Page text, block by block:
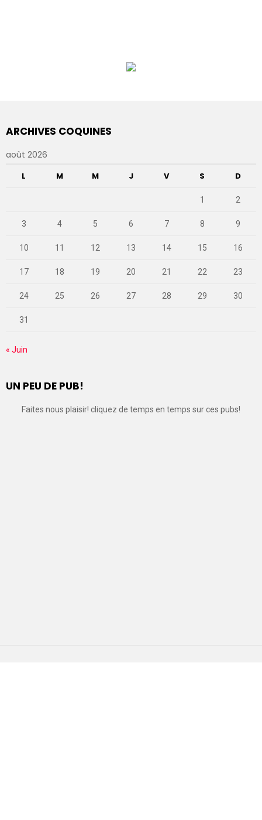
ARCHIVES COQUINES
août 2026
L M M J V S D
1 2
3 4 5 6 7 8 9
10 11 12 13 14 15 16
17 18 19 20 21 22 23
24 25 26 27 28 29 30
31
« Juin
UN PEU DE PUB!
Faites nous plaisir! cliquez de temps en temps sur ces pubs!